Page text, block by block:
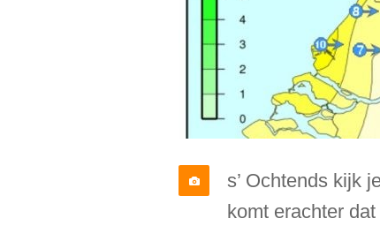
s’ Ochtends kijk
komt erachter